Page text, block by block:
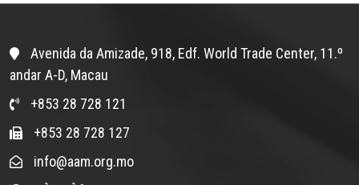
Avenida da Amizade, 918, Edf. World Trade Center, 11.º
andar A-D, Macau
+853 28 728 121
+853 28 728 127
info@aam.org.mo